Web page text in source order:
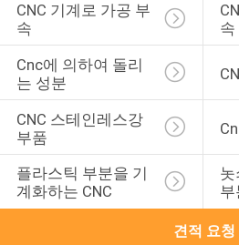
CNC 기계로 가공 부
속
속
Cnc에 의하여 돌리
는 성분
CNC 스테인레스강
부품
플라스틱 부분을 기
계화하는 CNC
놋
견적 요청